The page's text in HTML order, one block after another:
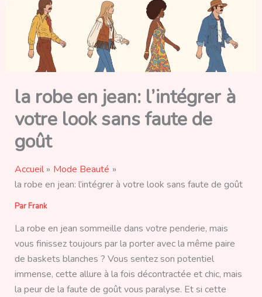
la robe en jean: l’intégrer à
votre look sans faute de
goût
Accueil
Mode Beauté
la robe en jean: l’intégrer à votre look sans faute de goût
Par Frank
La robe en jean sommeille dans votre penderie, mais
vous finissez toujours par la porter avec la même paire
de baskets blanches ? Vous sentez son potentiel
immense, cette allure à la fois décontractée et chic, mais
la peur de la faute de goût vous paralyse. Et si cette